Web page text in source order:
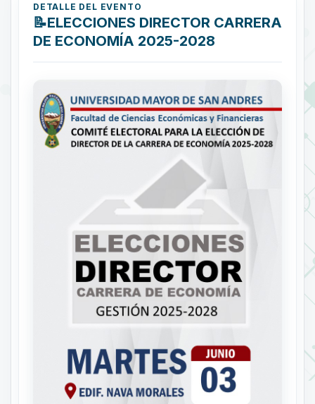
DETALLE DEL EVENTO
📝ELECCIONES DIRECTOR CARRERA
DE ECONOMÍA 2025-2028